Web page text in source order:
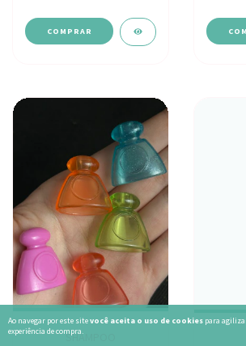
Ao navegar por este sitevocê aceita o uso de cookies para
experiência de compra.SHAMPOO